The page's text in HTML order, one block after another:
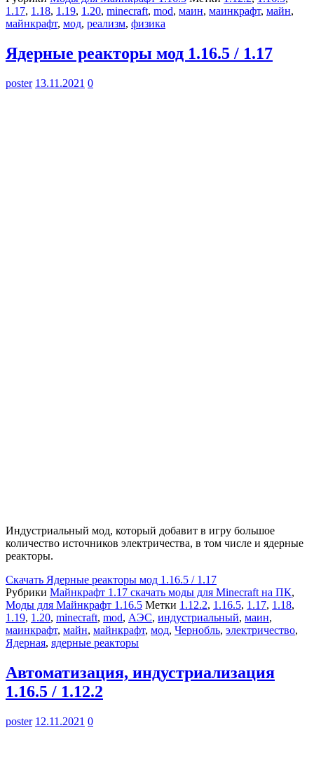
1.17, 1.18, 1.19, 1.20, minecraft, mod, маин, маинкрафт, майн,
майнкрафт, мод, реализм, физика
Ядерные реакторы мод 1.16.5 / 1.17
poster 13.11.2021 0
Индустриальный мод, который добавит в игру большое
количество источников электричества, в том числе и ядерные
реакторы.
Скачать Ядерные реакторы мод 1.16.5 / 1.17
Рубрики Майнкрафт 1.17 скачать моды для Minecraft на ПК,
Моды для Майнкрафт 1.16.5 Метки 1.12.2, 1.16.5, 1.17, 1.18,
1.19, 1.20, minecraft, mod, АЭС, индустриальный, маин,
маинкрафт, майн, майнкрафт, мод, Чернобль, электричество,
Ядерная, ядерные реакторы
Автоматизация, индустриализация
1.16.5 / 1.12.2
poster 12.11.2021 0